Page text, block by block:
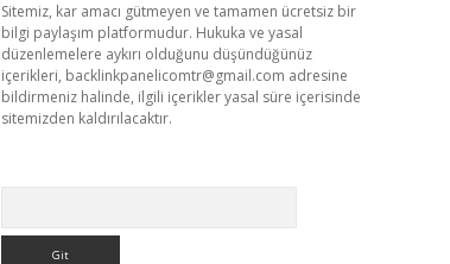
Sitemiz, kar amacı gütmeyen ve tamamen ücretsiz bir
bilgi paylaşım platformudur. Hukuka ve yasal
düzenlemelere aykırı olduğunu düşündüğünüz
içerikleri, backlinkpanelicomtr@gmail.com adresine
bildirmeniz halinde, ilgili içerikler yasal süre içerisinde
sitemizden kaldırılacaktır.